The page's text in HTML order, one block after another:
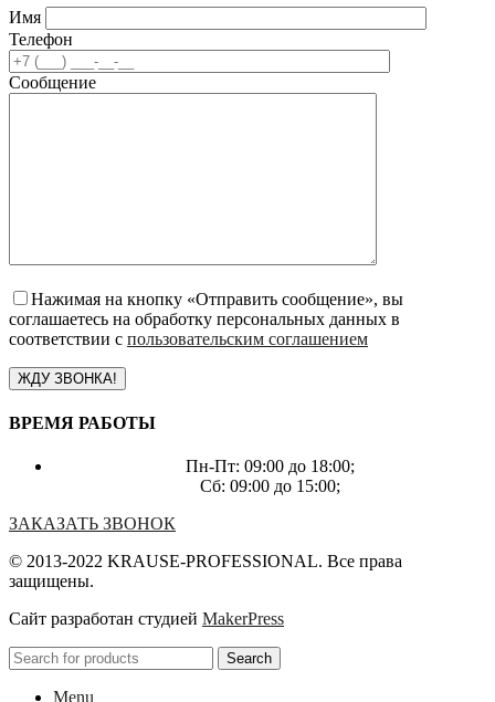
Имя
Телефон
Сообщение
Нажимая на кнопку «Отправить сообщение», вы
соглашаетесь на обработку персональных данных в
соответствии с пользовательским соглашением
ВРЕМЯ РАБОТЫ
Пн-Пт: 09:00 до 18:00;
Сб: 09:00 до 15:00;
ЗАКАЗАТЬ ЗВОНОК
© 2013-2022 KRAUSE-PROFESSIONAL. Все права
защищены.
Сайт разработан студией MakerPress
Search
Menu